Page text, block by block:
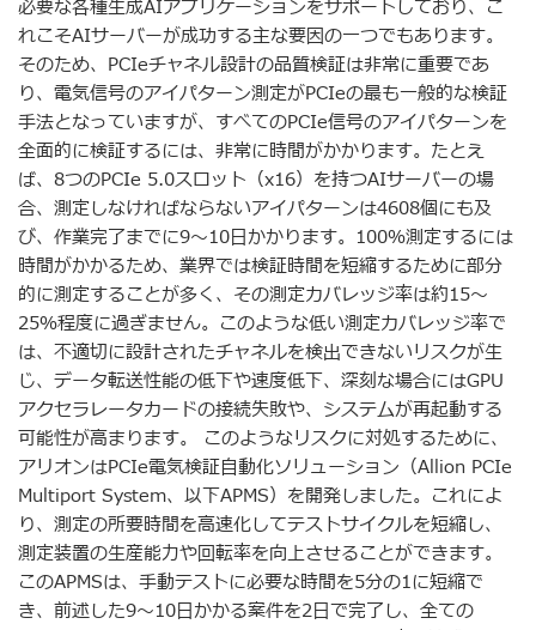
必要な各種生成AIアプリケーションをサポートしており、こ
れこそAIサーバーが成功する主な要因の一つでもあります。
そのため、PCIeチャネル設計の品質検証は非常に重要であ
り、電気信号のアイパターン測定がPCIeの最も一般的な検証
手法となっていますが、すべてのPCIe信号のアイパターンを
全面的に検証するには、非常に時間がかかります。たとえ
ば、8つのPCIe 5.0スロット（x16）を持つAIサーバーの場
合、測定しなければならないアイパターンは4608個にも及
び、作業完了までに9〜10日かかります。100％測定するには
時間がかかるため、業界では検証時間を短縮するために部分
的に測定することが多く、その測定カバレッジ率は約15〜
25％程度に過ぎません。このような低い測定カバレッジ率で
は、不適切に設計されたチャネルを検出できないリスクが生
じ、データ転送性能の低下や速度低下、深刻な場合にはGPU
アクセラレータカードの接続失敗や、システムが再起動する
可能性が高まります。 このようなリスクに対処するために、
アリオンはPCIe電気検証自動化ソリューション（Allion PCIe
Multiport System、以下APMS）を開発しました。これによ
り、測定の所要時間を高速化してテストサイクルを短縮し、
測定装置の生産能力や回転率を向上させることができます。
このAPMSは、手動テストに必要な時間を5分の1に短縮で
き、前述した9〜10日かかる案件を2日で完了し、全ての